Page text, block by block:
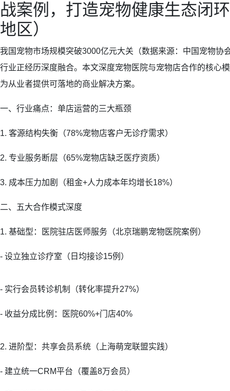
战案例，打造宠物健康生态闭
地区）
我国宠物市场规模突破3000亿元大关（数据来源：中国宠物协
行业正经历深度融合。本文深度宠物医院与宠物店合作的核心
为从业者提供可落地的商业解决方案。
一、行业痛点：单店运营的三大瓶颈
1. 客源结构失衡（78%宠物店客户无诊疗需求）
2. 专业服务断层（65%宠物店缺乏医疗资质）
3. 成本压力加剧（租金+人力成本年均增长18%）
二、五大合作模式深度
1. 基础型：医院驻店医师服务（北京瑞鹏宠物医院案例）
- 设立独立诊疗室（日均接诊15例）
- 实行会员转诊机制（转化率提升27%）
- 收益分成比例：医院60%+门店40%
2. 进阶型：共享会员系统（上海萌宠联盟实践）
- 建立统一CRM平台（覆盖8万会员）